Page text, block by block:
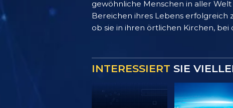
gewöhnliche Menschen in aller
Bereichen ihres Lebens erfolgreich
ob sie in ihren örtlichen Kirchen, bei
INTERESSIERT SIE